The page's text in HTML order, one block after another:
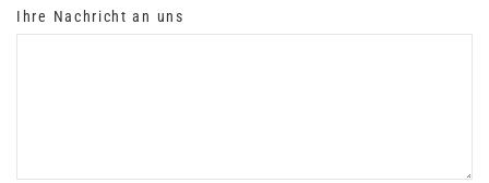
Ihre Nachricht an uns